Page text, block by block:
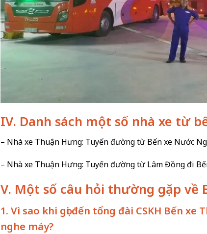
IV. Danh sách một số nhà xe từ
– Nhà xe Thuận Hưng: Tuyến đường từ Bến xe Nước
– Nhà xe Thuận Hưng: Tuyến đường từ Lâm Đồng đi
V. Một số câu hỏi thường gặp về
1. Vì sao khi gọi đến tổng đài CSKH Bến
nghe máy?